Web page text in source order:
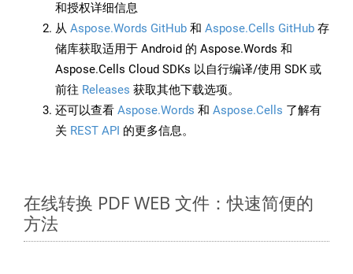
和授权详细信息
从 Aspose.Words GitHub 和 Aspose.Cells GitHub 存
储库获取适用于 Android 的 Aspose.Words 和
Aspose.Cells Cloud SDKs 以自行编译/使用 SDK 或
前往 Releases 获取其他下载选项。
还可以查看 Aspose.Words 和 Aspose.Cells 了解有
关 REST API 的更多信息。
在线转换 PDF WEB 文件：快速简便的
方法